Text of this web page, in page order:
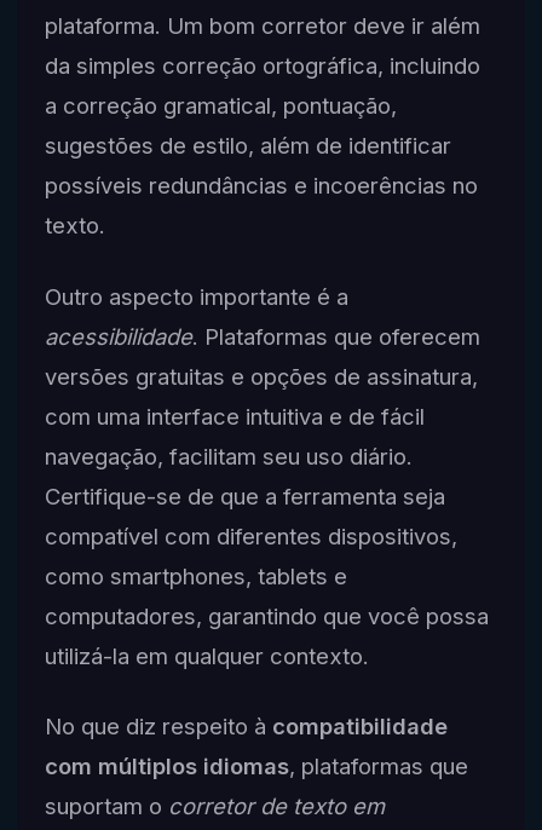
plataforma. Um bom corretor deve ir além
da simples correção ortográfica, incluindo
a correção gramatical, pontuação,
sugestões de estilo, além de identificar
possíveis redundâncias e incoerências no
texto.
Outro aspecto importante é a
acessibilidade. Plataformas que oferecem
versões gratuitas e opções de assinatura,
com uma interface intuitiva e de fácil
navegação, facilitam seu uso diário.
Certifique-se de que a ferramenta seja
compatível com diferentes dispositivos,
como smartphones, tablets e
computadores, garantindo que você possa
utilizá-la em qualquer contexto.
No que diz respeito à compatibilidade
com múltiplos idiomas, plataformas que
suportam o corretor de texto em